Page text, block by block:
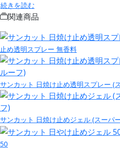
続きを読む
関連商品
止め透明スプレー 無香料
サンカット 日焼け止め透明スプレー (
サンカット 日焼け止めジェル (スーパ
50